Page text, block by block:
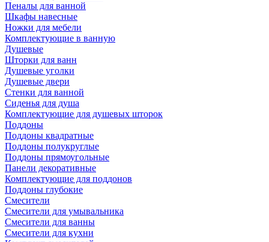
Пеналы для ванной
Шкафы навесные
Ножки для мебели
Комплектующие в ванную
Душевые
Шторки для ванн
Душевые уголки
Душевые двери
Стенки для ванной
Сиденья для душа
Комплектующие для душевых шторок
Поддоны
Поддоны квадратные
Поддоны полукруглые
Поддоны прямоугольные
Панели декоративные
Комплектующие для поддонов
Поддоны глубокие
Смесители
Смесители для умывальника
Смесители для ванны
Смесители для кухни